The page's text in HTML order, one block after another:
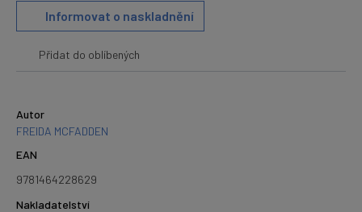
Informovat o naskladnění
Přidat do oblíbených
Autor
FREIDA MCFADDEN
EAN
9781464228629
Nakladatelství